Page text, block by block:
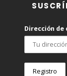
Dirección